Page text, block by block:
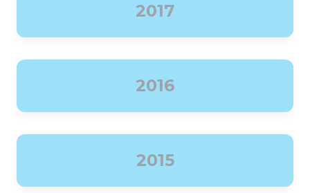
2017
2016
2015